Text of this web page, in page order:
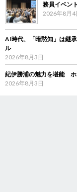
務員イベン
2026年8月4
AI時代、「暗黙知」は継
ル
2026年8月3日
紀伊勝浦の魅力を堪能 ホ
2026年8月3日